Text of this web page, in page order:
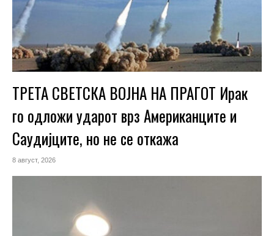
ТРЕТА СВЕТСКА ВОЈНА НА ПРАГОТ Ирак
го одложи ударот врз Американците и
Саудијците, но не се откажа
8 август, 2026